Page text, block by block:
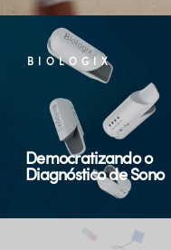
BIOLOGIX
Democratizando o
Diagnóstico de Sono